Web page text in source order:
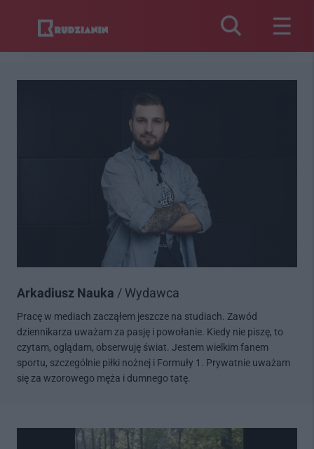
Arkadiusz Nauka / Wydawca
Pracę w mediach zacząłem jeszcze na studiach. Zawód
dziennikarza uważam za pasję i powołanie. Kiedy nie piszę, to
czytam, oglądam, obserwuję świat. Jestem wielkim fanem
sportu, szczególnie piłki nożnej i Formuły 1. Prywatnie uważam
się za wzorowego męża i dumnego tatę.